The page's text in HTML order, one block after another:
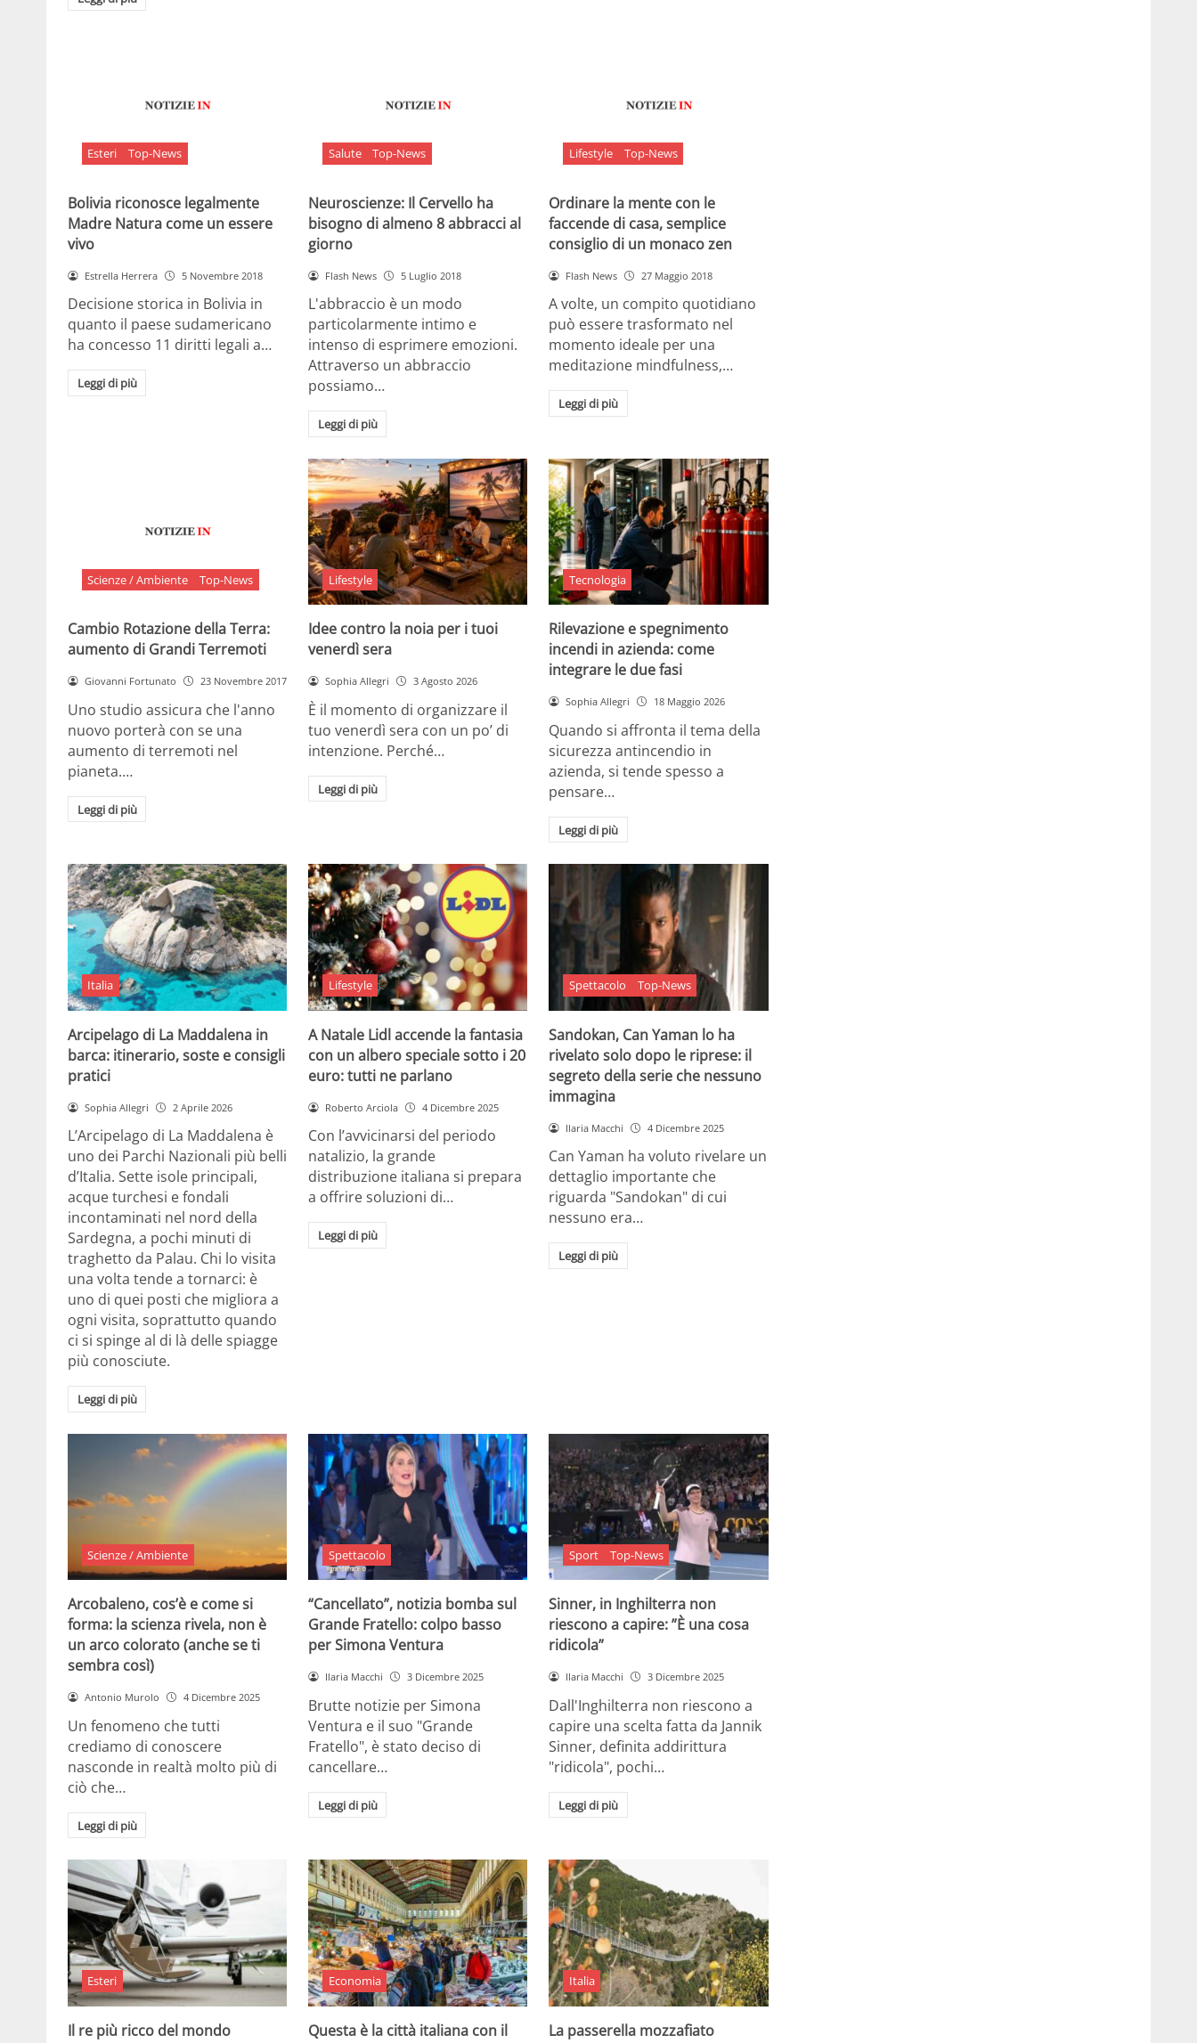
Esteri Top-News
Bolivia riconosce legalmente
Madre Natura come un essere
vivo
Estrella Herrera 5 Novembre 2018
Decisione storica in Bolivia in
quanto il paese sudamericano
ha concesso 11 diritti legali a…
Leggi di più
Salute Top-News
Neuroscienze: Il Cervello ha
bisogno di almeno 8 abbracci al
giorno
Flash News 5 Luglio 2018
L'abbraccio è un modo
particolarmente intimo e
intenso di esprimere emozioni.
Attraverso un abbraccio
possiamo…
Leggi di più
Lifestyle Top-News
Ordinare la mente con le
faccende di casa, semplice
consiglio di un monaco zen
Flash News 27 Maggio 2018
A volte, un compito quotidiano
può essere trasformato nel
momento ideale per una
meditazione mindfulness,…
Leggi di più
Scienze / Ambiente Top-News
Cambio Rotazione della Terra:
aumento di Grandi Terremoti
Giovanni Fortunato 23 Novembre 2017
Uno studio assicura che l'anno
nuovo porterà con se una
aumento di terremoti nel
pianeta.…
Leggi di più
Lifestyle
Idee contro la noia per i tuoi
venerdì sera
Sophia Allegri 3 Agosto 2026
È il momento di organizzare il
tuo venerdì sera con un po’ di
intenzione. Perché…
Leggi di più
Tecnologia
Rilevazione e spegnimento
incendi in azienda: come
integrare le due fasi
Sophia Allegri 18 Maggio 2026
Quando si affronta il tema della
sicurezza antincendio in
azienda, si tende spesso a
pensare…
Leggi di più
Italia
Arcipelago di La Maddalena in
barca: itinerario, soste e consigli
pratici
Sophia Allegri 2 Aprile 2026
L’Arcipelago di La Maddalena è
uno dei Parchi Nazionali più belli
d’Italia. Sette isole principali,
acque turchesi e fondali
incontaminati nel nord della
Sardegna, a pochi minuti di
traghetto da Palau. Chi lo visita
una volta tende a tornarci: è
uno di quei posti che migliora a
ogni visita, soprattutto quando
ci si spinge al di là delle spiagge
più conosciute.
Leggi di più
Lifestyle
A Natale Lidl accende la fantasia
con un albero speciale sotto i 20
euro: tutti ne parlano
Roberto Arciola 4 Dicembre 2025
Con l’avvicinarsi del periodo
natalizio, la grande
distribuzione italiana si prepara
a offrire soluzioni di…
Leggi di più
Spettacolo Top-News
Sandokan, Can Yaman lo ha
rivelato solo dopo le riprese: il
segreto della serie che nessuno
immagina
Ilaria Macchi 4 Dicembre 2025
Can Yaman ha voluto rivelare un
dettaglio importante che
riguarda "Sandokan" di cui
nessuno era…
Leggi di più
Scienze / Ambiente
Arcobaleno, cos’è e come si
forma: la scienza rivela, non è
un arco colorato (anche se ti
sembra così)
Antonio Murolo 4 Dicembre 2025
Un fenomeno che tutti
crediamo di conoscere
nasconde in realtà molto più di
ciò che…
Leggi di più
Spettacolo
“Cancellato”, notizia bomba sul
Grande Fratello: colpo basso
per Simona Ventura
Ilaria Macchi 3 Dicembre 2025
Brutte notizie per Simona
Ventura e il suo "Grande
Fratello", è stato deciso di
cancellare…
Leggi di più
Sport Top-News
Sinner, in Inghilterra non
riescono a capire: ”È una cosa
ridicola”
Ilaria Macchi 3 Dicembre 2025
Dall'Inghilterra non riescono a
capire una scelta fatta da Jannik
Sinner, definita addirittura
"ridicola", pochi…
Leggi di più
Esteri
Il re più ricco del mondo
Economia
Questa è la città italiana con il
Italia
La passerella mozzafiato